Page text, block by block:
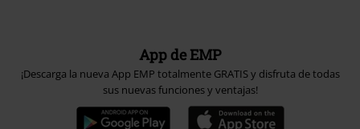
App de EMP
¡Descarga la nueva App EMP totalmente GRATIS y disfruta de todas
sus nuevas funciones y ventajas!